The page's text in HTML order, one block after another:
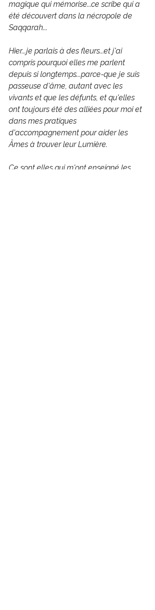
magique qui mémorise...ce scribe qui a
été découvert dans la nécropole de
Saqqarah...
Hier...je parlais à des fleurs...et j'ai
compris pourquoi elles me parlent
depuis si longtemps...parce-que je suis
passeuse d'âme, autant avec les
vivants et que les défunts, et qu'elles
ont toujours été des alliées pour moi et
dans mes pratiques
d'accompagnement pour aider les
Âmes à trouver leur Lumière.
Ce sont elles qui m'ont enseigné les